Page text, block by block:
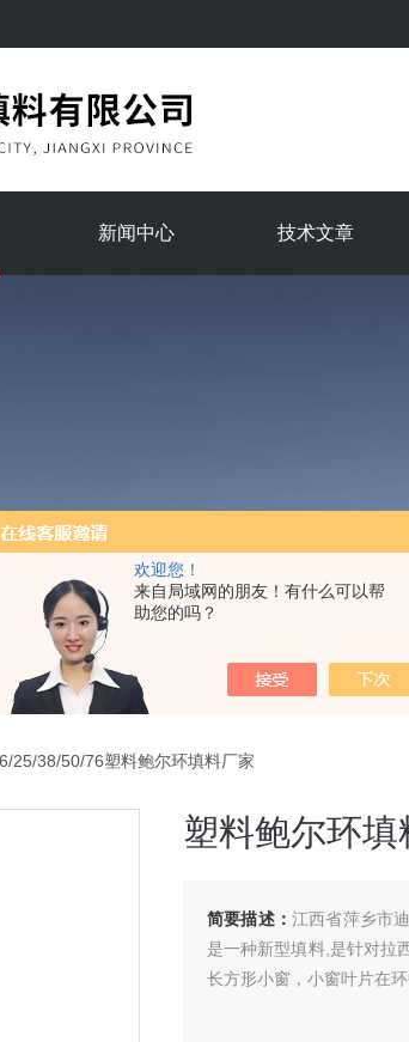
欢迎您！
来自局域网的朋友！有什么可以帮
助您的吗？
新闻中心 技术文章
填料的成套装置项目
25/38/50/76塑料鲍尔环填料厂家
塑料鲍尔环填
简要描述： 江西省萍乡市
是一种新型填料,是针对拉
长方形小窗，小窗叶片在